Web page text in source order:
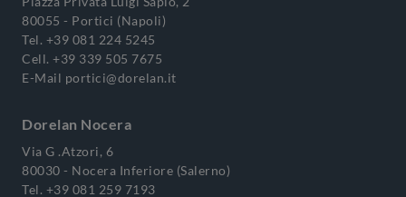
80055 - Portici (Napoli)
Tel. +39 081 224 5245
Cell. +39 339 505 7675
E-Mail portici@dorelan.it
Dorelan Nocera
Via G .Atzori, 6
80030 - Nocera Inferiore (Salerno)
Tel. +39 081 259 7193